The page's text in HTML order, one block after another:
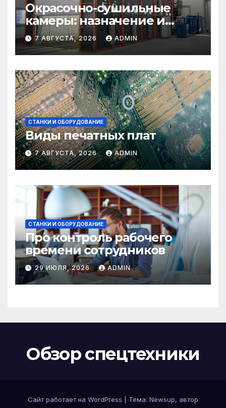
Окрасочно-сушильные
камеры: назначение и
области применения
7 АВГУСТА, 2026 ADMIN
СТАНКИ И ОБОРУДОВАНИЕ
Виды печатных плат
7 АВГУСТА, 2026 ADMIN
СТАНКИ И ОБОРУДОВАНИЕ
Про контроль рабочего
времени сотрудников
29 ИЮЛЯ, 2026 ADMIN
Обзор спецтехники
Сайт работает на WordPress Тема: Newsup, автор